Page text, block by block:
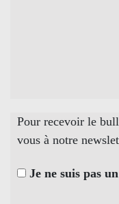
Pour recevoir le
vous à notre
Je ne suis pas